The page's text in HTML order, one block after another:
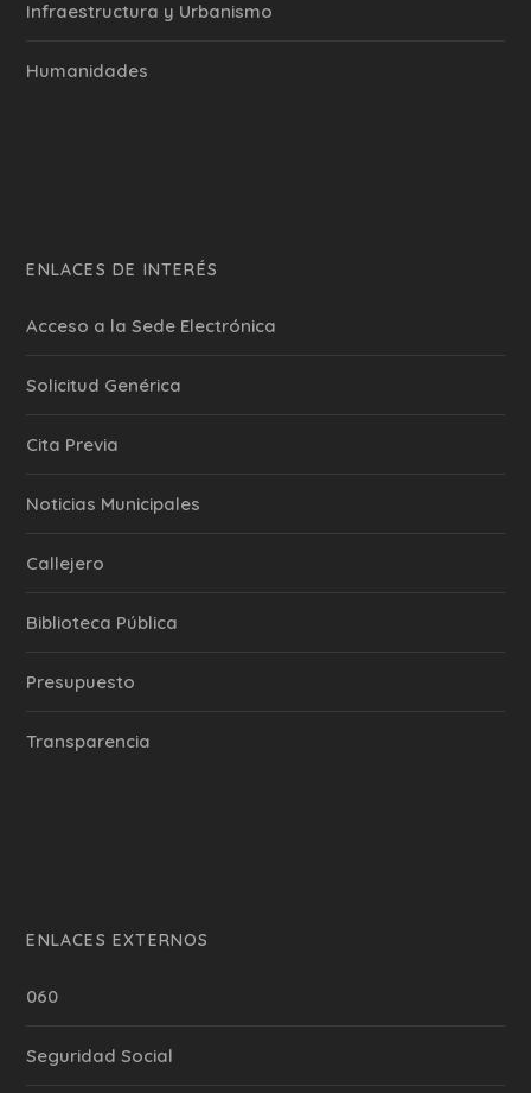
Infraestructura y Urbanismo
Humanidades
ENLACES DE INTERÉS
Acceso a la Sede Electrónica
Solicitud Genérica
Cita Previa
‎Noticias Municipales
Callejero
Biblioteca Pública
Presupuesto
Transparencia
ENLACES EXTERNOS
060
Seguridad Social